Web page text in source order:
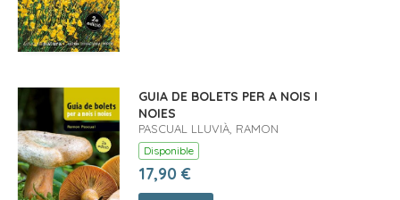
GUIA DE BOLETS PER A NOIS I
NOIES
PASCUAL LLUVIÀ, RAMON
Disponible
17,90 €